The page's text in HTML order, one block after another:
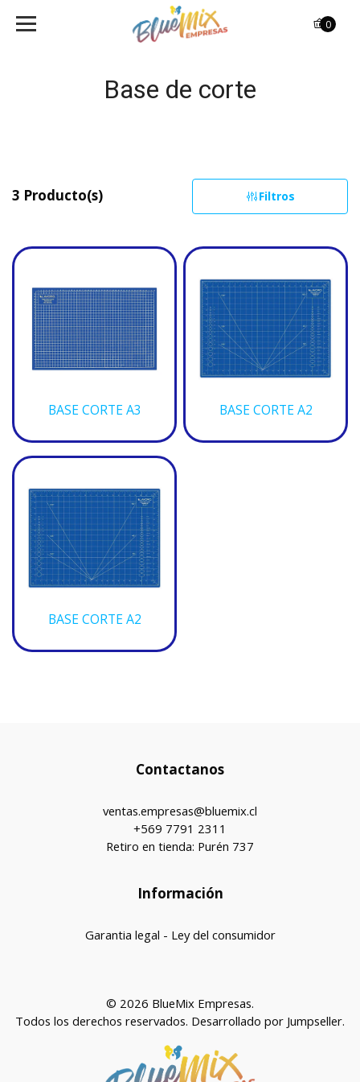
0
Base de corte
3 Producto(s) Filtros
BASE CORTE A3 BASE CORTE A2
BASE CORTE A2
Contactanos
ventas.empresas@bluemix.cl
+569 7791 2311
Retiro en tienda: Purén 737
Información
Garantia legal - Ley del consumidor
© 2026 BlueMix Empresas.
Todos los derechos reservados. Desarrollado por Jumpseller.